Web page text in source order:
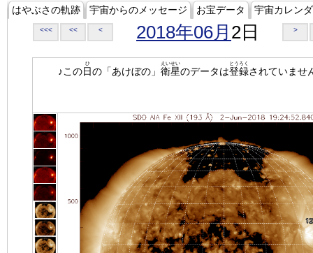
はやぶさの軌跡 宇宙からのメッセージ お宝データ 宇宙カレン
<<< << < 2018年06月 2日 >
♪この日
ひ
の「あけぼの」 衛星
えいせい
のデータは登録
とうろく
されていませ